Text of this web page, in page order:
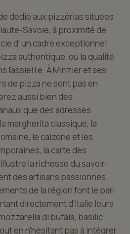
dédié aux pizzérias situées
Savoie, à proximité de
d' un cadre exceptionnel
authentique, où la qualité
l'assiette. À Minzier et ses
de pizza ne sont pas en
aussi bien des
que des adresses
margherita classique, la
le calzone et les
la carte des
la richesse du savoir-
des artisans passionnés.
de la région font le pari
directement d'Italie leurs
di bufala, basilic
en n'hésitant pas à intégrer